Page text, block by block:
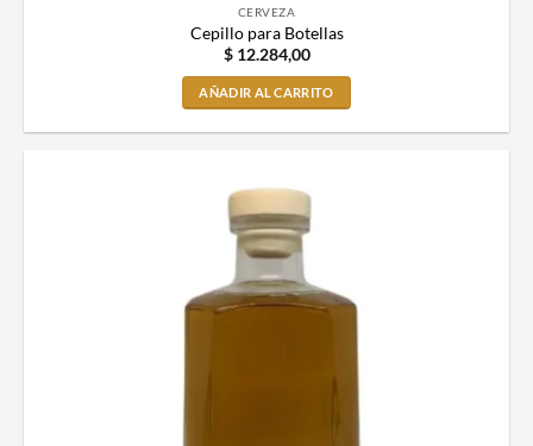
CERVEZA
Cepillo para Botellas
$12.284,00
AÑADIR AL CARRITO